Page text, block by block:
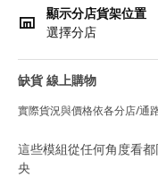
顯示分店貨架位置
選擇分店
缺貨 線上購物
實際貨況與價格依各分店/通
這些模組從任何角度看
央